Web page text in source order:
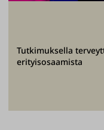
Tutkimuksella
erityisosaamista